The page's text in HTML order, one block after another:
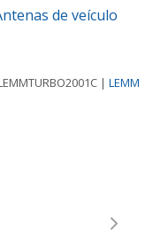
de veículo
| LEMM
Next